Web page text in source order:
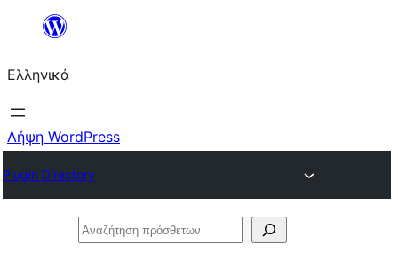
Μετάβαση
περιεχόμενο
Ελληνικά
Λήψη WordPress
Plugin Directory
Αναζήτηση